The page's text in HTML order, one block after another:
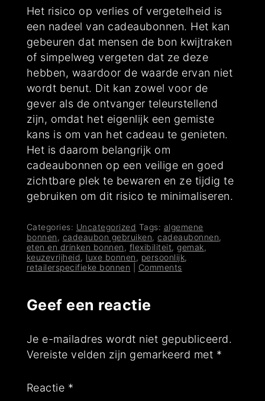
Het risico op verlies of vergetelheid is
een nadeel van cadeaubonnen. Het kan
gebeuren dat mensen de bon kwijtraken
of simpelweg vergeten dat ze deze
hebben, waardoor de waarde ervan niet
wordt benut. Dit kan zowel voor de
gever als de ontvanger teleurstellend
zijn, omdat het eigenlijk een gemiste
kans is om van het cadeau te genieten.
Het is daarom belangrijk om
cadeaubonnen op een veilige en goed
zichtbare plek te bewaren en ze tijdig te
gebruiken om dit risico te minimaliseren.
Categories: Uncategorized Tags: algemene
bonnen , cadeaubon gebruiken,cadeaubonnen,
eten en drinken bonnen , flexibiliteit,gemak,
keuzevrijheid, luxe bonnen , persoonlijk,
retailerspecifieke bonnen
Comments
Geef een reactie
Je e-mailadres wordt niet gepubliceerd.
Vereiste velden zijn gemarkeerd met *
Reactie *